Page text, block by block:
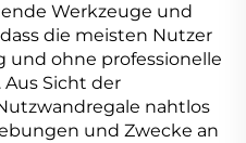
Werkzeuge und
die meisten Nutzer
und ohne professionelle
Sicht der
nahtlos
und Zwecke an